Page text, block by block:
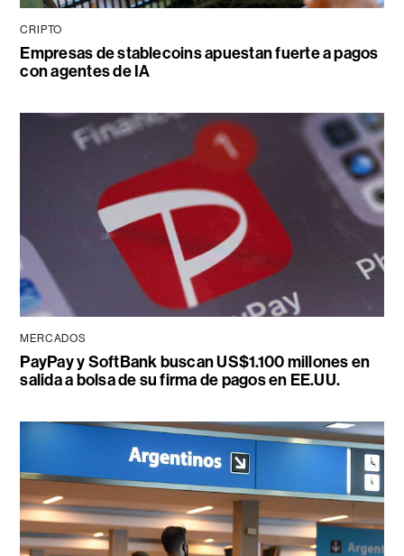
CRIPTO
Empresas de stablecoins apuestan fuerte a pagos
con agentes de IA
MERCADOS
PayPay y SoftBank buscan US$1.100 millones en
salida a bolsa de su firma de pagos en EE.UU.